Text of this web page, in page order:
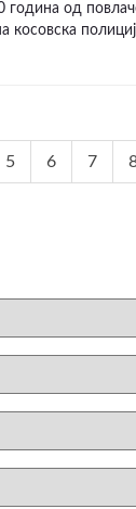
од
косовска
5 6 7